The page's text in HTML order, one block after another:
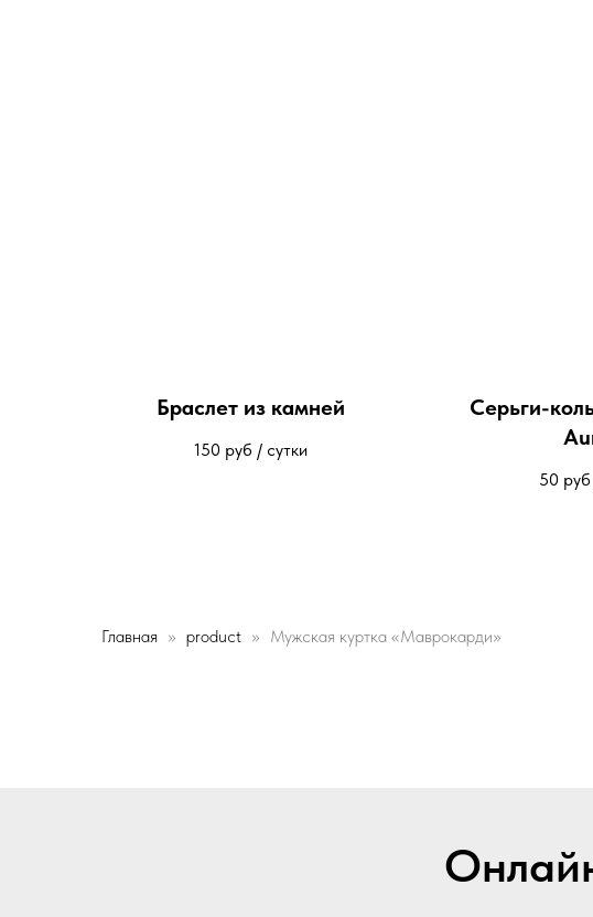
Браслет из камней
150 руб / сутки
Серьги-
50
Главная product Мужская куртка «Маврокарди»